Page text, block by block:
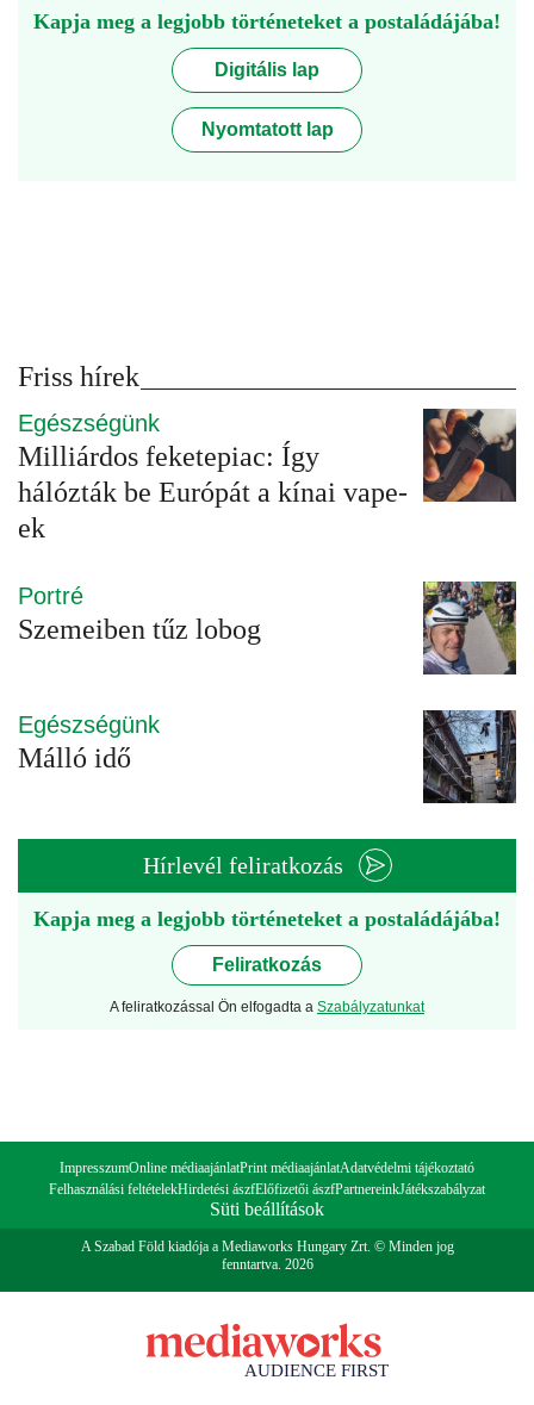
Kapja meg a legjobb történeteket a postaládájába!
Digitális lap
Nyomtatott lap
Friss hírek
Egészségünk
Milliárdos feketepiac: Így
hálózták be Európát a kínai vape-
ek
Portré
Szemeiben tűz lobog
Egészségünk
Málló idő
Hírlevél feliratkozás
Kapja meg a legjobb történeteket a postaládájába!
Feliratkozás
A feliratkozással Ön elfogadta a Szabályzatunkat
ImpresszumOnline médiaajánlatPrint médiaajánlatAdatvédelmi tájékoztató
Felhasználási feltételekHirdetési ászfElőfizetői ászfPartnereinkJátékszabályzat
Süti beállítások
A Szabad Föld kiadója a Mediaworks Hungary Zrt. © Minden jog
fenntartva. 2026